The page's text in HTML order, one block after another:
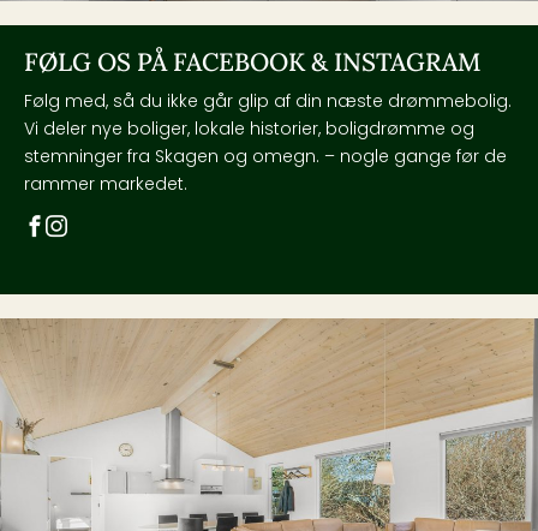
FØLG OS PÅ FACEBOOK & INSTAGRAM
Følg med, så du ikke går glip af din næste drømmebolig.
Vi deler nye boliger, lokale historier, boligdrømme og
stemninger fra Skagen og omegn. – nogle gange før de
rammer markedet.